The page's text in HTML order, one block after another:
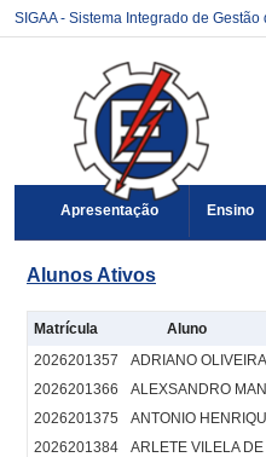
SIGAA - Sistema Integrado de
Apresentação Ensino
Alunos Ativos
Matrícula
Aluno
2026201357
ADRIANO
2026201366
ALEXSANDRO
2026201375
ANTONIO
2026201384
ARLETE VILELA DE